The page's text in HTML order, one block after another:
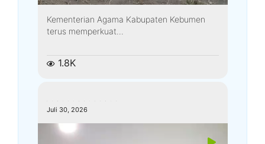
Kementerian Agama Kabupaten Kebumen
terus memperkuat...
1.8K
Juli 30, 2026